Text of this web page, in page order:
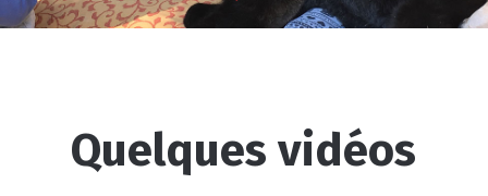
Quelques vidéos